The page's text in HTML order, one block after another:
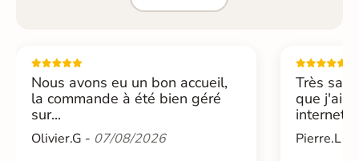
Nous avons eu un bon accueil,
la commande à été bien géré
sur...
Olivier.G - 07/08/2026
Très
que j'ai
internet....
Pierre.L -